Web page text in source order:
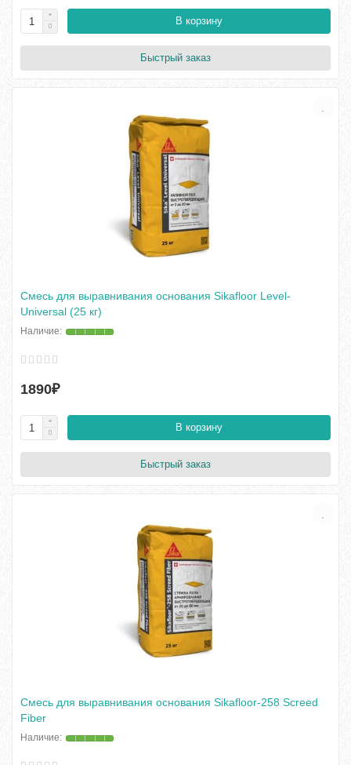
В корзину
Быстрый заказ
Смесь для выравнивания основания Sikafloor Level-
Universal (25 кг)
1890₽
В корзину
Быстрый заказ
Смесь для выравнивания основания Sikafloor-258 Screed
Fiber